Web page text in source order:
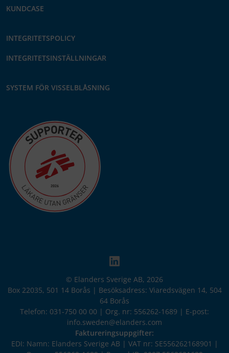
KUNDCASE
INTEGRITETSPOLICY
INTEGRITETSINSTÄLLNINGAR
SYSTEM FÖR VISSELBLÅSNING
© Elanders Sverige AB, 2026
Box 22035, 501 14 Borås | Besöksadress: Viaredsvägen 14, 504
64 Borås
Telefon: 031-750 00 00 | Org. nr: 556262-1689 | E-post:
info.sweden@elanders.com
Faktureringsuppgifter:
EDI: Namn: Elanders Sverige AB | VAT nr: SE556262168901 |